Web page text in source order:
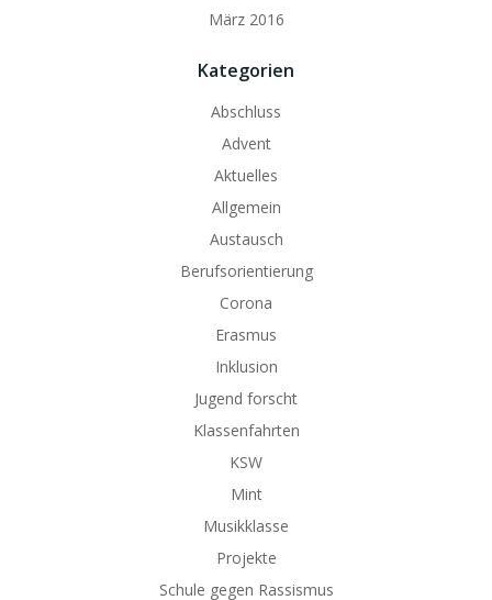
März 2016
Kategorien
Abschluss
Advent
Aktuelles
Allgemein
Austausch
Berufsorientierung
Corona
Erasmus
Inklusion
Jugend forscht
Klassenfahrten
KSW
Mint
Musikklasse
Projekte
Schule gegen Rassismus